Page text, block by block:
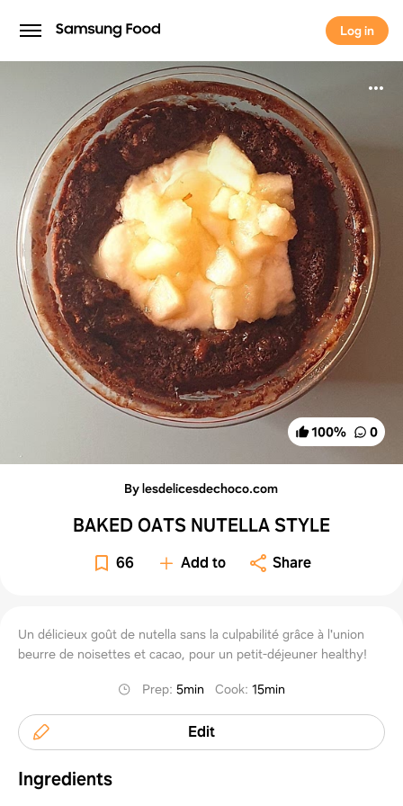
Log in
Log in
100% 0
By lesdelicesdechoco.com
BAKED OATS NUTELLA STYLE
66 Add to Share
Un délicieux goût de nutella sans la culpabilité grâce à l'union
beurre de noisettes et cacao, pour un petit-déjeuner healthy!
Prep:5min Cook:15min
Edit
Ingredients